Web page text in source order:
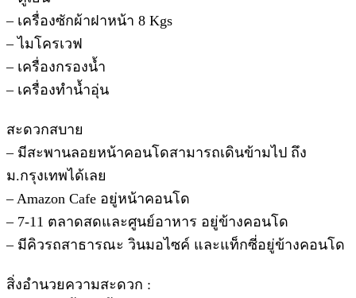
– เครื่องซักผ้าฝาหน้า 8 Kgs
– ไมโครเวฟ
– เครื่องกรองน้ำ
– เครื่องทำน้ำอุ่น
สะดวกสบาย
– มีสะพานลอยหน้าคอนโดสามารถเดินข้ามไป ถึง
ม.กรุงเทพได้เลย
– Amazon Cafe อยู่หน้าคอนโด
– 7-11 ตลาดสดและศูนย์อาหาร อยู่ข้างคอนโด
– มีคิวรถสาธารณะ วินมอไซค์ และแท็กซี่อยู่ข้างคอนโด
สิ่งอำนวยความสะดวก :